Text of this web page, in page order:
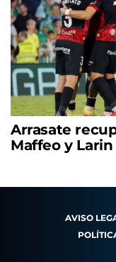
Arrasate
Maffeo y
AVISO